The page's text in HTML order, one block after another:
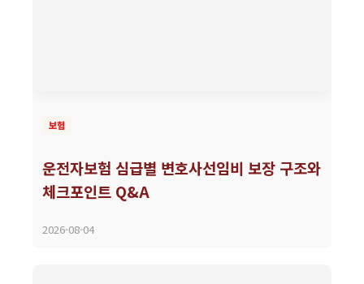
보험
운전자보험 심급별 변호사선임비 보장 구조와
체크포인트 Q&A
2026-08-04